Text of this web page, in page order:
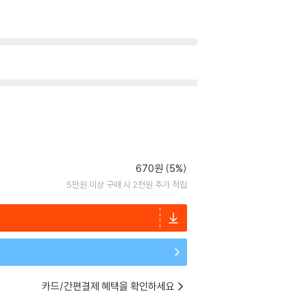
670원 (5%)
5만원 이상 구매 시 2천원 추가 적립
카드/간편결제 혜택을 확인하세요